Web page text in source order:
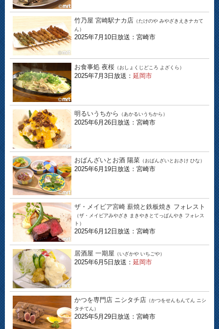
竹乃屋 宮崎駅ナカ店 （たけのや みやざきえきナカて
ん）
2025年7月10日放送：宮崎市
お食事処 夜桜 （おしょくじどころ よざくら）
2025年7月3日放送： 延岡市
明るいうちから （あかるいうちから）
2025年6月26日放送：宮崎市
おばんざいとお酒 陽菜 （おばんざいとおさけ ひな）
2025年6月19日放送：宮崎市
ザ・メイビア宮崎 薪焼と鉄板焼き フォレスト
（ザ・メイビアみやざき まきやきとてっぱんやき フォレス
ト）
2025年6月12日放送：宮崎市
居酒屋 一期屋 （いざかや いちごや）
2025年6月5日放送： 延岡市
かつを専門店 ニシタチ店 （かつをせんもんてん ニシ
タチてん）
2025年5月29日放送：宮崎市